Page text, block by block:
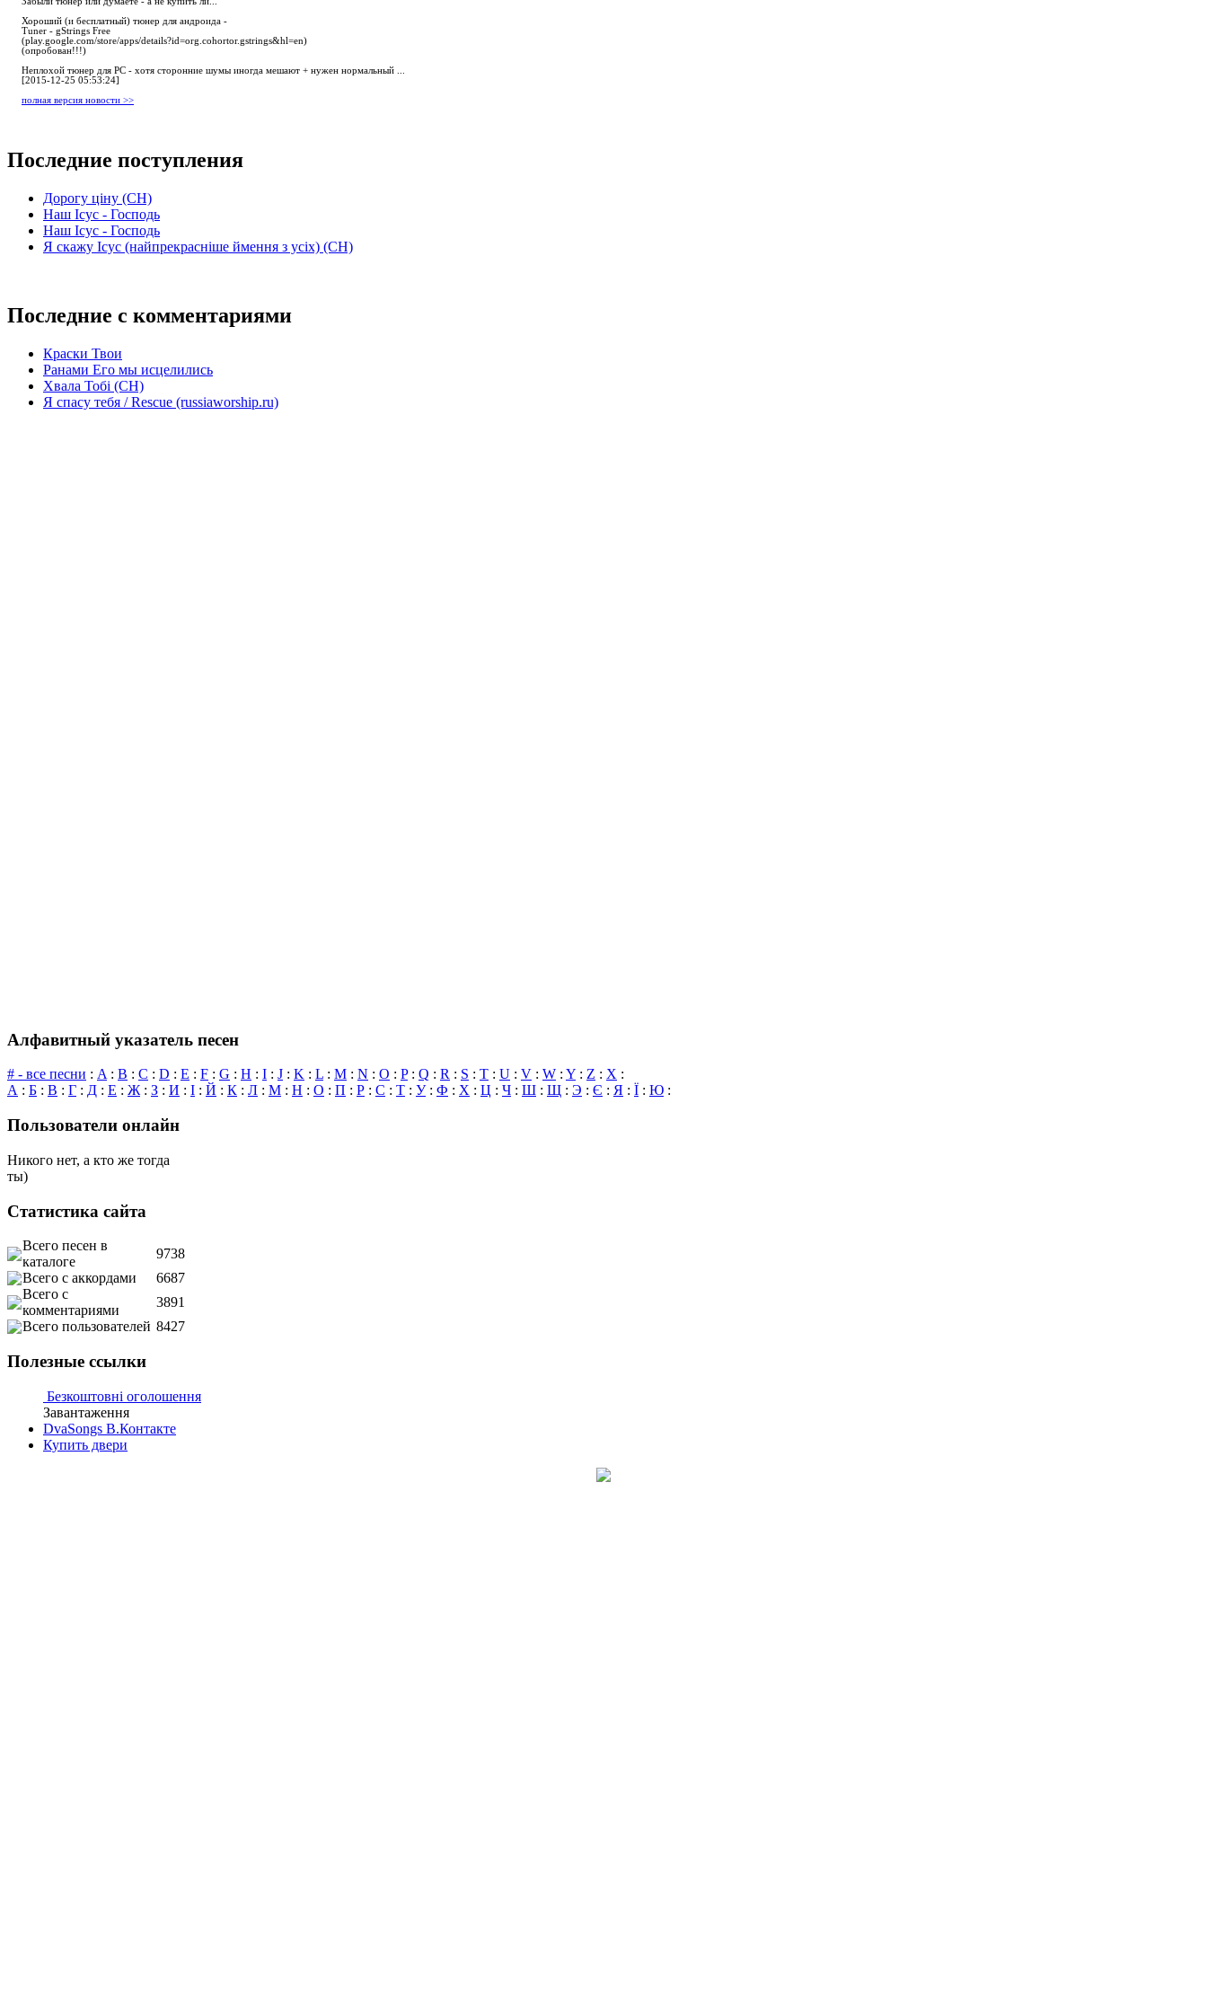
Хороший (и бесплатный) тюнер для андроида -
Tuner - gStrings Free
(play.google.com/store/apps/details?id=org.cohortor.gstrings&hl=en)
(опробован!!!)
Неплохой тюнер для РС - хотя сторонние шумы иногда мешают + нужен нормальный ...
[2015-12-25 05:53:24]
полная версия новости >>
Последние поступления
Дорогу ціну (СН)
Наш Ісус - Господь
Наш Ісус - Господь
Я скажу Ісус (найпрекрасніше ймення з усіх) (СН)
Последние с комментариями
Краски Твои
Ранами Его мы исцелились
Хвала Тобі (СН)
Я спасу тебя / Rescue (russiaworship.ru)
Алфавитный указатель песен
# - все песни : A: B : C : D : E : F : G : H : I : J : K : L : M : N : O : P: Q : R : S : T : U : V : W : Y : Z : X :
А : Б : В : Г : Д : Е : Ж: З : И : І : Й : К : Л : М : Н : О : П : Р : С : Т : У: Ф : Х : Ц : Ч : Ш : Щ : Э : Є : Я : Ї : Ю :
Пользователи онлайн
Никого нет, а кто же тогда
ты)
Статистика сайта
Всего песен в
каталоге
9738
Всего с аккордами
6687
Всего с
комментариями
3891
Всего пользователей 8427
Полезные ссылки
Безкоштовні оголошення
Завантаження
DvaSongs В.Контакте
Купить двери